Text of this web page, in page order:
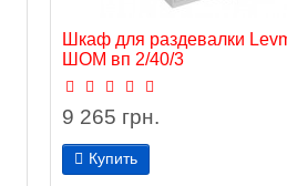
Шкаф для раздевалки
ШОМ вп 2/40/3
9 265 грн.
Купить